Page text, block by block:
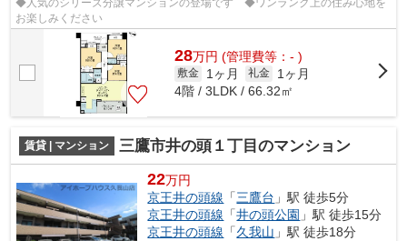
◆人気のシリーズ分譲マンションの登場です ◆ワンランク上の住み心地を
お楽しみください
28万円 (管理費等：- )
敷金 1ヶ月 礼金
1ヶ月
4階 / 3LDK / 66.32㎡
賃貸 | マンション 三鷹市井の頭１丁目のマンション
22万円
京王井の頭線 「三鷹台 」駅 徒歩5分
京王井の頭線 「井の頭公園 」駅 徒歩15分
京王井の頭線 「久我山 」駅 徒歩18分